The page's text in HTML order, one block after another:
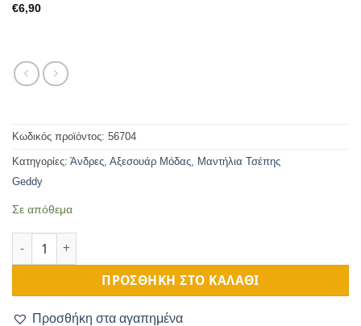
€6,90
Κωδικός προϊόντος: 56704
Κατηγορίες: Άνδρες Αξεσουάρ Μόδας
Μαντήλια Τσέπης
Geddy
Σε απόθεμα
ΠΡΟΣΘΉΚΗ ΣΤΟ ΚΑΛΆΘΙ
Προσθήκη στα αγαπημένα